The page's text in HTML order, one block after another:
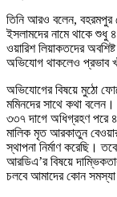
তিনি আরও বলেন,
ইসলামদের নামে থাকে শুধু
ওয়ারিশ লিয়াকতদের
অভিযোগ থাকলেও প্রভাব
অভিযোগের বিষয়ে মুঠো
মমিনদের সাথে কথা বলেন।
৩৩৭ দাগে অধিগ্রহণ পরে
মালিক মৃত আরকাতুন বেওয়ার
স্থাপনা নির্মাণ করেছি।
আরডিএ’র বিষয়ে
চলবে আমাদের কোন সমস্যা